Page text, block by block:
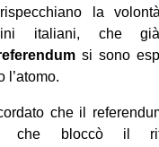
la
italiani, che
si sono
l’atomo.
che il
che bloccò il